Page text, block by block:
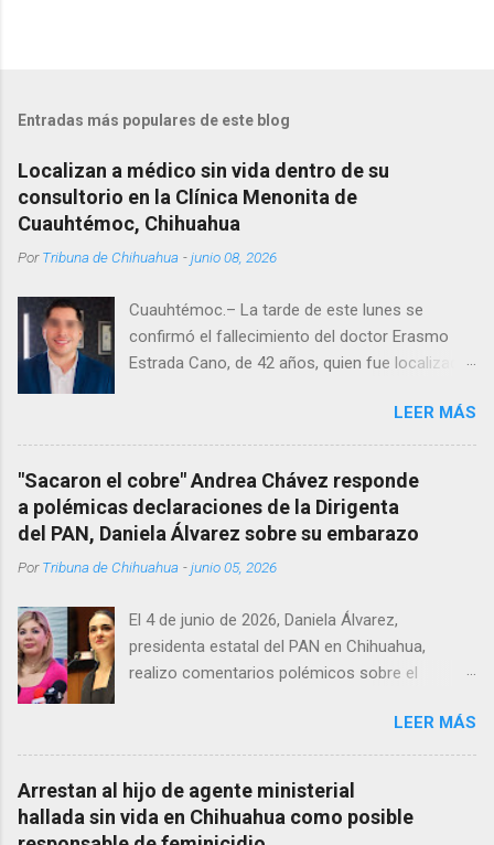
Entradas más populares de este blog
Localizan a médico sin vida dentro de su
consultorio en la Clínica Menonita de
Cuauhtémoc, Chihuahua
PorTribuna de Chihuahua -junio 08, 2026
Cuauhtémoc.– La tarde de este lunes se
confirmó el fallecimiento del doctor Erasmo
Estrada Cano, de 42 años, quien fue localizado
Menonita, ubicada en el kilómetro 10 del
Corredor Comercial. Según reportes el médico
se habría quitado la vida mientras permanecía
encerrado en el consultorio, por lo que
autoridades tuvieron que derribar la puerta,
Estrada, quien se desempeñó como presidente
un médico reconocido en la región.
LEER MÁS
"Sacaron el cobre" Andrea Chávez responde
a polémicas declaraciones de la Dirigenta
del PAN, Daniela Álvarez sobre su embarazo
PorTribuna de Chihuahua -junio 05, 2026
El 4 de junio de 2026, Daniela Álvarez,
presidenta estatal del PAN en Chihuahua,
realizo comentarios polémicos sobre el
Chávez. “acuérdense que su bebé está por
nacer”, expresó al ser cuestionada sobre si la
retaría a tomarse una foto en un restaurante
de Texas como una prueba de que si cuenta
con VISA Álvarez añadió: “Yo no sé dónde irá a
LEER MÁS
Arrestan al hijo de agente ministerial
hallada sin vida en Chihuahua como posible